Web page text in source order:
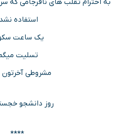
استفاده
یک ساعت
تسلیت
مشروطی آخرتون
روز دانشجو
****